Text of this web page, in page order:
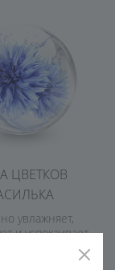
ЦВЕТКОВ
увлажняет,
и успокаивает
бороться с